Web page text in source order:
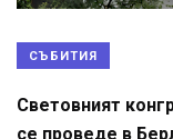
СЪБИТИЯ
Световният
се проведе в